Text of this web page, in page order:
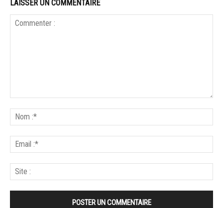
LAISSER UN COMMENTAIRE